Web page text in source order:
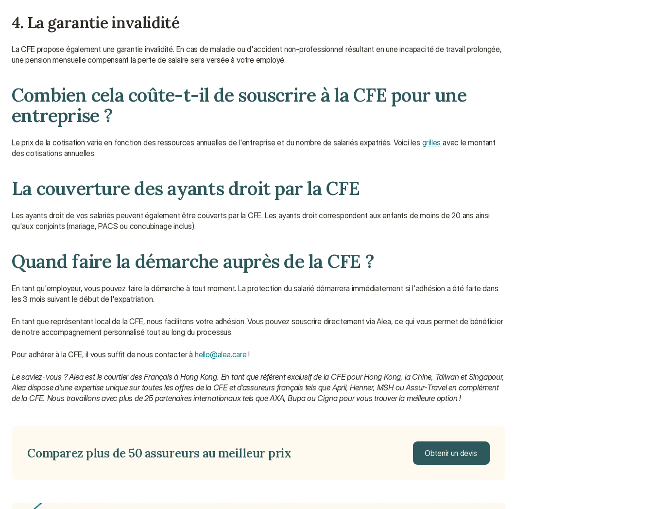
4. La garantie invalidité
La CFE propose également une garantie invalidité. En cas de maladie ou d'accident non-professionnel résultant en une incapacité de travail prolongée,
une pension mensuelle compensant la perte de salaire sera versée à votre employé.
Combien cela coûte-t-il de souscrire à la CFE pour une
entreprise ?
Le prix de la cotisation varie en fonction des ressources annuelles de l'entreprise et du nombre de salariés expatriés. Voici les grilles avec le montant
des cotisations annuelles.
La couverture des ayants droit par la CFE
Les ayants droit de vos salariés peuvent également être couverts par la CFE. Les ayants droit correspondent aux enfants de moins de 20 ans ainsi
qu'aux conjoints (mariage, PACS ou concubinage inclus).
Quand faire la démarche auprès de la CFE ?
En tant qu'employeur, vous pouvez faire la démarche à tout moment. La protection du salarié démarrera immédiatement si l'adhésion a été faite dans
les 3 mois suivant le début de l'expatriation.
En tant que représentant local de la CFE, nous facilitons votre adhésion. Vous pouvez souscrire directement via Alea, ce qui vous permet de bénéficier
de notre accompagnement personnalisé tout au long du processus.
Pour adhérer à la CFE, il vous suffit de nous contacter à hello@alea.care !
Le saviez-vous ? Alea est le courtier des Français à Hong Kong. En tant que référent exclusif de la CFE pour Hong Kong, la Chine, Taïwan et Singapour,
Alea dispose d’une expertise unique sur toutes les offres de la CFE et d’assureurs français tels que April, Henner, MSH ou Assur-Travel en complément
de la CFE. Nous travaillons avec plus de 25 partenaires internationaux tels que AXA, Bupa ou Cigna pour vous trouver la meilleure option !
Comparez plus de 50 assureurs au meilleur prix Obtenir un devis